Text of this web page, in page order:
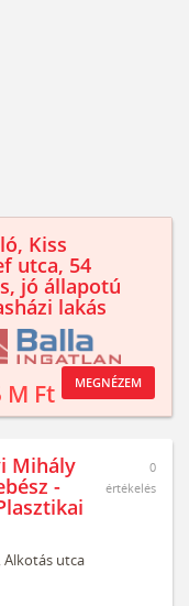
Kiss
utca, 54
jó állapotú
lakás
M Ft MEGNÉZEM
Mihály
-
Alkotás utca
0
értékelés